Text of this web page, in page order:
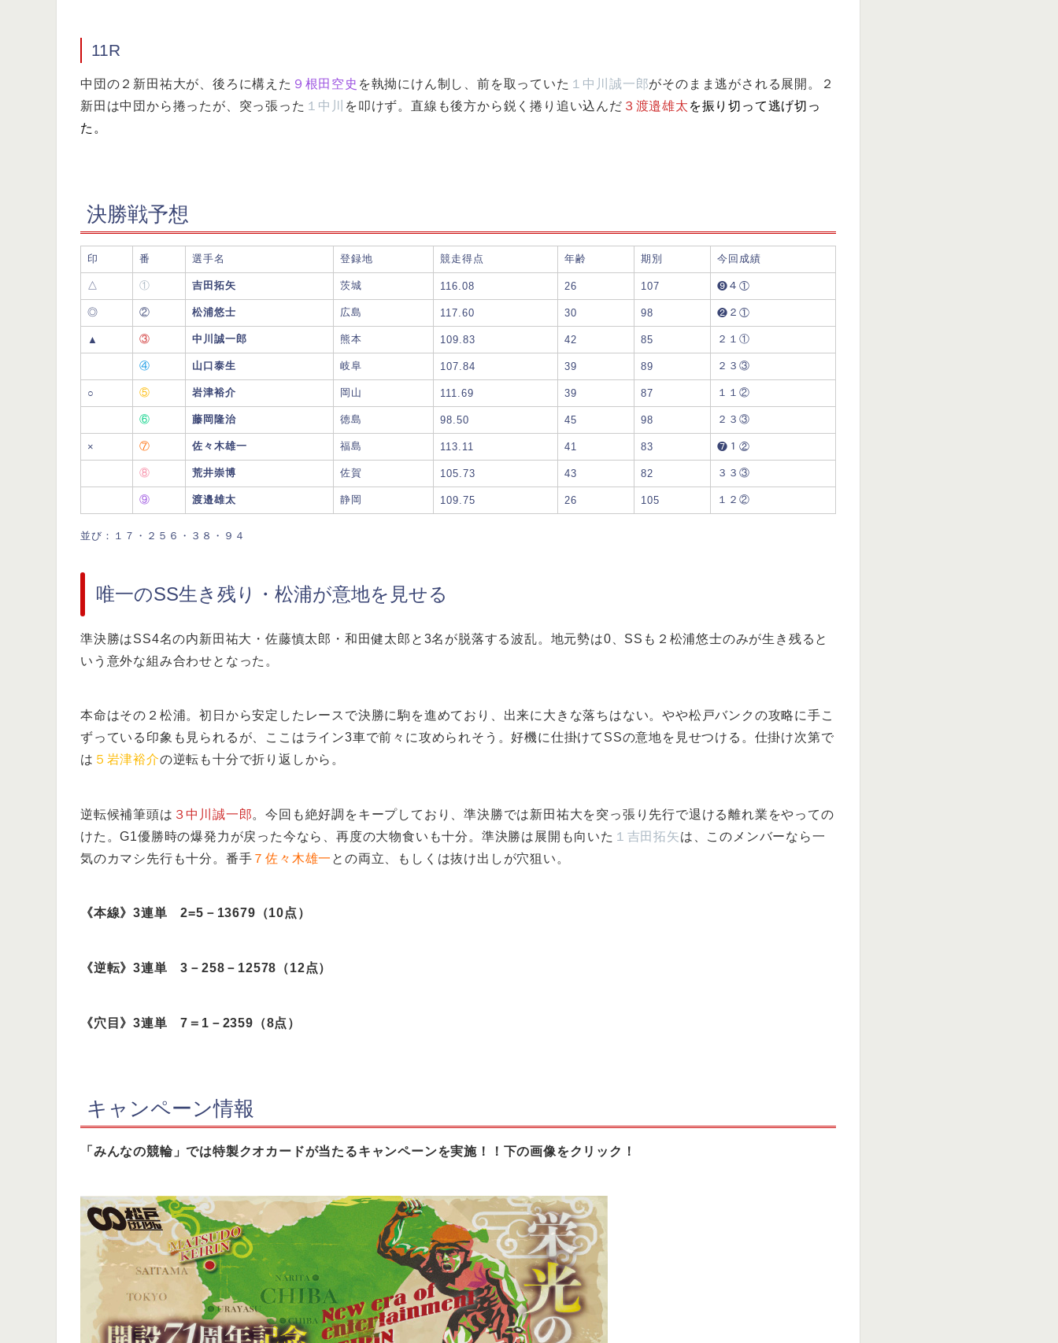
11R
中団の２新田祐大が、後ろに構えた ９根田空史 を執拗にけん制し、前を取っていた １中川誠一郎がそのまま逃がされる展開。２
新田は中団から捲ったが、突っ張った １中川 を叩けず。直線も後方から鋭く捲り追い込んだ ３渡邉雄太 を振り切って逃げ切っ
た。
決勝戦予想
印 番 選手名 登録地 競走得点 年齢 期別 今回成績
△ ① 吉田拓矢 茨城 116.08 26 107 ❾４①
◎ ② 松浦悠士 広島 117.60 30 98 ❷２①
▲ ③ 中川誠一郎 熊本 109.83 42 85 ２１①
④ 山口泰生 岐阜 107.84 39 89 ２３③
○ ⑤ 岩津裕介 岡山 111.69 39 87 １１②
⑥ 藤岡隆治 徳島 98.50 45 98 ２３③
× ⑦ 佐々木雄一 福島 113.11 41 83 ❼１②
⑧ 荒井崇博 佐賀 105.73 43 82 ３３③
⑨ 渡邉雄太 静岡 109.75 26 105 １２②
並び：１７・２５６・３８・９４
唯一のSS生き残り・松浦が意地を見せる
準決勝はSS4名の内新田祐大・佐藤慎太郎・和田健太郎と3名が脱落する波乱。地元勢は0、SSも２松浦悠士のみが生き残ると
いう意外な組み合わせとなった。
本命はその２松浦。初日から安定したレースで決勝に駒を進めており、出来に大きな落ちはない。やや松戸バンクの攻略に手こ
ずっている印象も見られるが、ここはライン3車で前々に攻められそう。好機に仕掛けてSSの意地を見せつける。仕掛け次第で
は ５岩津裕介の逆転も十分で折り返しから。
逆転候補筆頭は ３中川誠一郎。今回も絶好調をキープしており、準決勝では新田祐大を突っ張り先行で退ける離れ業をやっての
けた。G1優勝時の爆発力が戻った今なら、再度の大物食いも十分。準決勝は展開も向いた １吉田拓矢は、このメンバーなら一
気のカマシ先行も十分。番手 ７佐々木雄一 との両立、もしくは抜け出しが穴狙い。
《本線》3連単 2=5－13679（10点）
《逆転》3連単 3－258－12578（12点）
《穴目》3連単 7＝1－2359（8点）
キャンペーン情報
「みんなの競輪」では特製クオカードが当たるキャンペーンを実施！！下の画像をクリック！